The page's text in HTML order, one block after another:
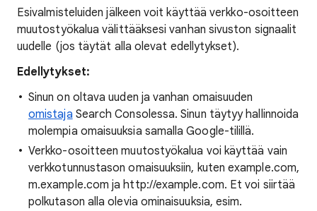
Esivalmisteluiden jälkeen voit käyttää verkko-osoitteen
muutostyökalua välittääksesi vanhan sivuston signaalit
uudelle (jos täytät alla olevat edellytykset).
Edellytykset:
Sinun on oltava uuden ja vanhan omaisuuden
omistaja Search Consolessa. Sinun täytyy hallinnoida
molempia omaisuuksia samalla Google-tilillä.
Verkko-osoitteen muutostyökalua voi käyttää vain
verkkotunnustason omaisuuksiin, kuten example.com,
m.example.com ja http://example.com. Et voi siirtää
polkutason alla olevia ominaisuuksia, esim.